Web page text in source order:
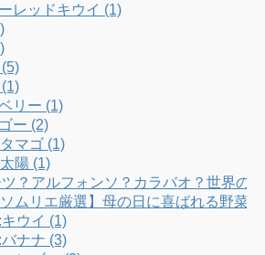
レッドキウイ (1)
リー (1)
ー (2)
マゴ (1)
陽 (1)
？アルフォンソ？カラバオ？世界の
ソムリエ厳選】母の日に喜ばれる野菜
ウイ (1)
ナナ (3)